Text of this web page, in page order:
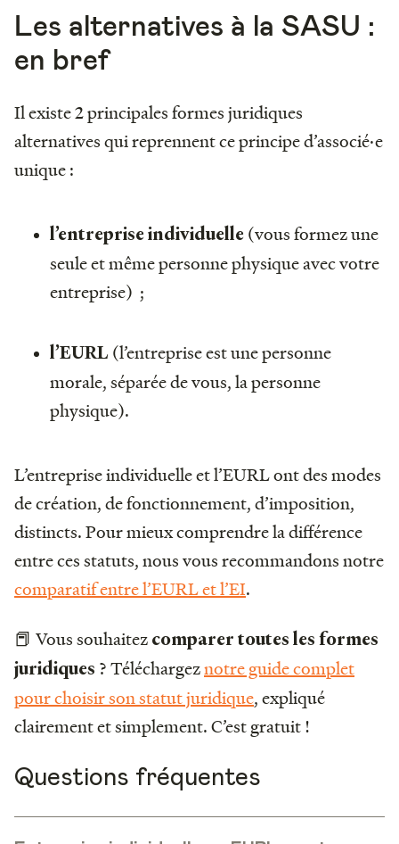
Les alternatives à la SASU :
en bref
Il existe 2 principales formes juridiques
alternatives qui reprennent ce principe d’associé·e
unique :
l’entreprise individuelle (vous formez une
seule et même personne physique avec votre
entreprise) ;
l’EURL (l’entreprise est une personne
morale, séparée de vous, la personne
physique).
L’entreprise individuelle et l’EURL ont des modes
de création, de fonctionnement, d’imposition,
distincts. Pour mieux comprendre la différence
entre ces statuts, nous vous recommandons notre
comparatif entre l’EURL et l’EI.
📕 Vous souhaitez comparer toutes les formes
juridiques ? Téléchargeznotre guide complet
pour choisir son statut juridique, expliqué
clairement et simplement. C’est gratuit !
Questions fréquentes